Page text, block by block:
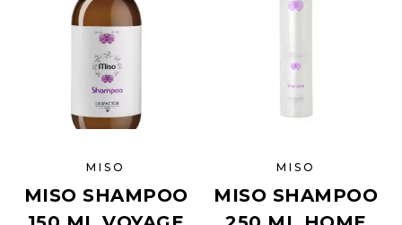
MISO
MISO SHAMPOO
MISO
MISO SHAMPOO